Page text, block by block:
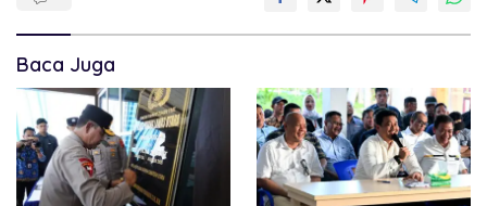
Baca Juga